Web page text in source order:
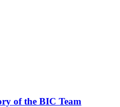
of the BIC Team